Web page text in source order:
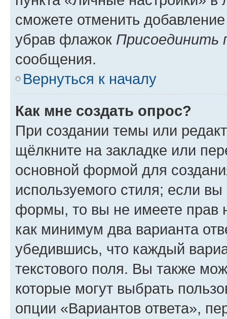
сможете отменить
убрав флажок Присоединить
сообщения.
Вернуться к началу
Как мне создать опрос?
При создании темы или
щёлкните на закладке или
основной формой для
используемого стиля; если
формы, то вы не имеете прав
как минимум два варианта
убедившись, что каждый
текстового поля. Вы также
которые могут выбрать
опции «Вариантов ответа»,